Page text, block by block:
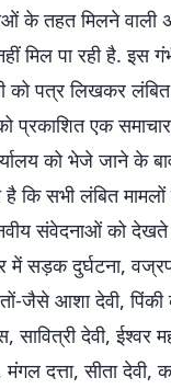
के तहत मिलने वाली
मिल पा रही है. इस
को पत्र लिखकर
एक
को भेजे जाने के
है कि सभी लंबित
संवेदनाओं को
में सड़क दुर्घटना,
आशा देवी, पिंकी
देवी, ईश्वर
दत्ता, सीता देवी,